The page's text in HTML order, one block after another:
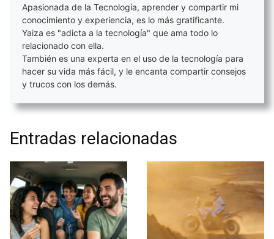
Apasionada de la Tecnología, aprender y compartir mi
conocimiento y experiencia, es lo más gratificante.
Yaiza es "adicta a la tecnología" que ama todo lo
relacionado con ella.
También es una experta en el uso de la tecnología para
hacer su vida más fácil, y le encanta compartir consejos
y trucos con los demás.
Entradas relacionadas